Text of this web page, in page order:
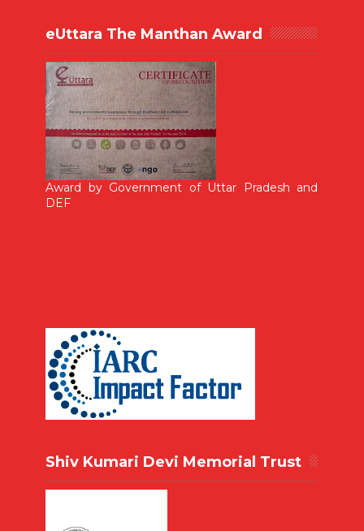
eUttara The Manthan Award
Award by Government of Uttar Pradesh and
DEF
Shiv Kumari Devi Memorial Trust